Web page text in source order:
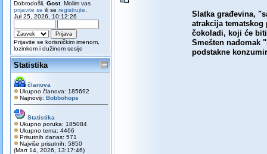
Dobrodošli, Gost. Molim vas
prijavite se ili se registrujte
Jul 25, 2026, 10:12:26
Prijavite se korisničkim imenom,
lozinkom i dužinom sesije
Statistika
članova
Ukupno članova: 185692
Najnoviji: Bobbohops
Statistika
Ukupno poruka: 185084
Ukupno tema: 4466
Prisutnih danas: 571
Najviše prisutnih: 5850
(Mart 14, 2026, 13:17:46)
Slatka građevina,
atrakcija
čokoladi, koji će
Smešten nadomak
podstakne